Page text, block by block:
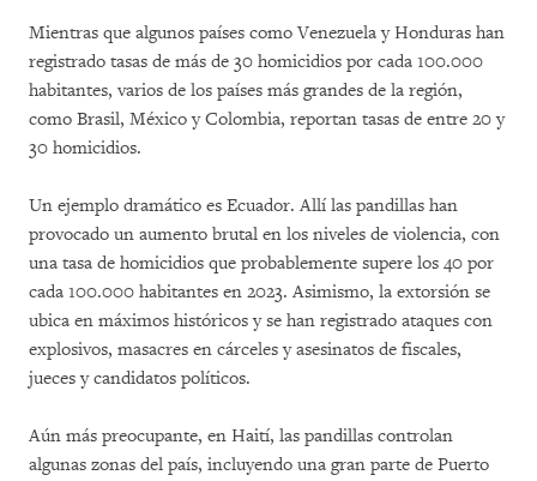
Mientras que algunos países como Venezuela y Honduras han
registrado tasas de más de 30 homicidios por cada 100.000
habitantes, varios de los países más grandes de la región,
como Brasil, México y Colombia, reportan tasas de entre 20 y
30 homicidios.
Un ejemplo dramático es Ecuador. Allí las pandillas han
provocado un aumento brutal en los niveles de violencia, con
una tasa de homicidios que probablemente supere los 40 por
cada 100.000 habitantes en 2023. Asimismo, la extorsión se
ubica en máximos históricos y se han registrado ataques con
explosivos, masacres en cárceles y asesinatos de fiscales,
jueces y candidatos políticos.
Aún más preocupante, en Haití, las pandillas controlan
algunas zonas del país, incluyendo una gran parte de Puerto